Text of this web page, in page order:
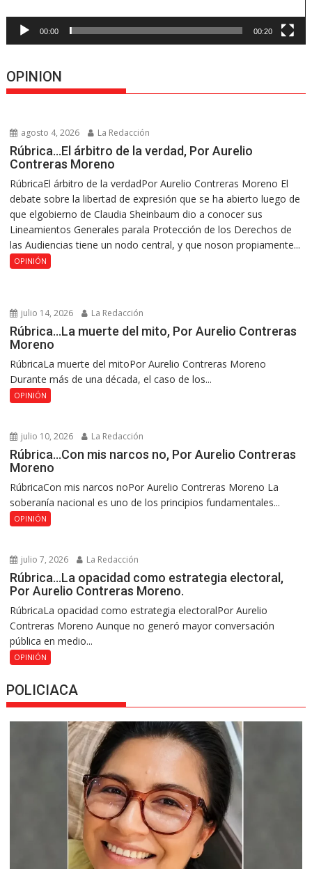
00:00 00:20
OPINION
agosto 4, 2026 La Redacción
Rúbrica…El árbitro de la verdad, Por Aurelio
Contreras Moreno
RúbricaEl árbitro de la verdadPor Aurelio Contreras Moreno El
debate sobre la libertad de expresión que se ha abierto luego de
que elgobierno de Claudia Sheinbaum dio a conocer sus
Lineamientos Generales parala Protección de los Derechos de
las Audiencias tiene un nodo central, y que noson propiamente...
OPINIÓN
julio 14, 2026 La Redacción
Rúbrica…La muerte del mito, Por Aurelio Contreras
Moreno
RúbricaLa muerte del mitoPor Aurelio Contreras Moreno
Durante más de una década, el caso de los...
OPINIÓN
julio 10, 2026 La Redacción
Rúbrica…Con mis narcos no, Por Aurelio Contreras
Moreno
RúbricaCon mis narcos noPor Aurelio Contreras Moreno La
soberanía nacional es uno de los principios fundamentales...
OPINIÓN
julio 7, 2026 La Redacción
Rúbrica…La opacidad como estrategia electoral,
Por Aurelio Contreras Moreno.
RúbricaLa opacidad como estrategia electoralPor Aurelio
Contreras Moreno Aunque no generó mayor conversación
pública en medio...
OPINIÓN
POLICIACA